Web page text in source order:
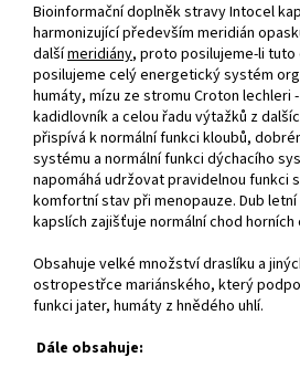
Bioinformační doplněk stravy Intocel
harmonizující především meridián
dalšímeridiány, proto posilujeme-li
posilujeme celý energetický systém
humáty, mízu ze stromu Croton lechleri
kadidlovník a celou řadu výtažků z
přispívá k normální funkci kloubů,
systému a normální funkci dýchacího
napomáhá udržovat pravidelnou funkci
komfortní stav při menopauze. Dub
kapslích zajišťuje normální chod horních
Obsahuje velké množství draslíku a
ostropestřce mariánského, který
funkci jater, humáty z hnědého uhlí.
Dále obsahuje: